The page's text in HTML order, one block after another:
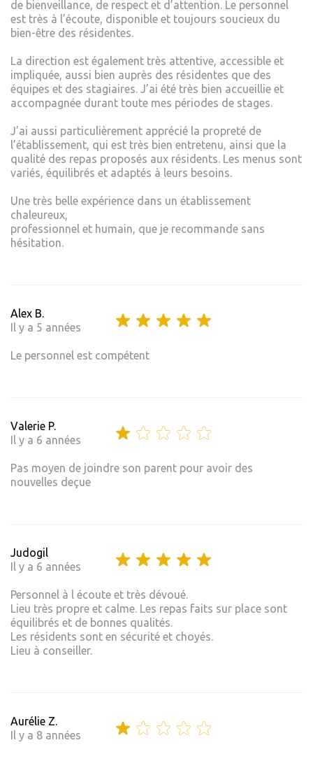
de bienveillance, de respect et d’attention. Le personnel
est très à l’écoute, disponible et toujours soucieux du
bien-être des résidentes.
La direction est également très attentive, accessible et
impliquée, aussi bien auprès des résidentes que des
équipes et des stagiaires. J’ai été très bien accueillie et
accompagnée durant toute mes périodes de stages.
J’ai aussi particulièrement apprécié la propreté de
l’établissement, qui est très bien entretenu, ainsi que la
qualité des repas proposés aux résidents. Les menus sont
variés, équilibrés et adaptés à leurs besoins.
Une très belle expérience dans un établissement
chaleureux,
professionnel et humain, que je recommande sans
hésitation.
Alex B.
Il y a 5 années
Le personnel est compétent
Valerie P.
Il y a 6 années
Pas moyen de joindre son parent pour avoir des
nouvelles deçue
Judogil
Il y a 6 années
Personnel à l écoute et très dévoué.
Lieu très propre et calme. Les repas faits sur place sont
équilibrés et de bonnes qualités.
Les résidents sont en sécurité et choyés.
Lieu à conseiller.
Aurélie Z.
Il y a 8 années